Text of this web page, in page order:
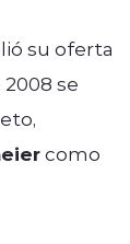
su oferta
se
como